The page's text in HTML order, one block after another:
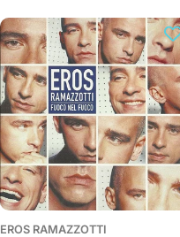
c
i
j
a
:
EROS RAMAZZOTTI